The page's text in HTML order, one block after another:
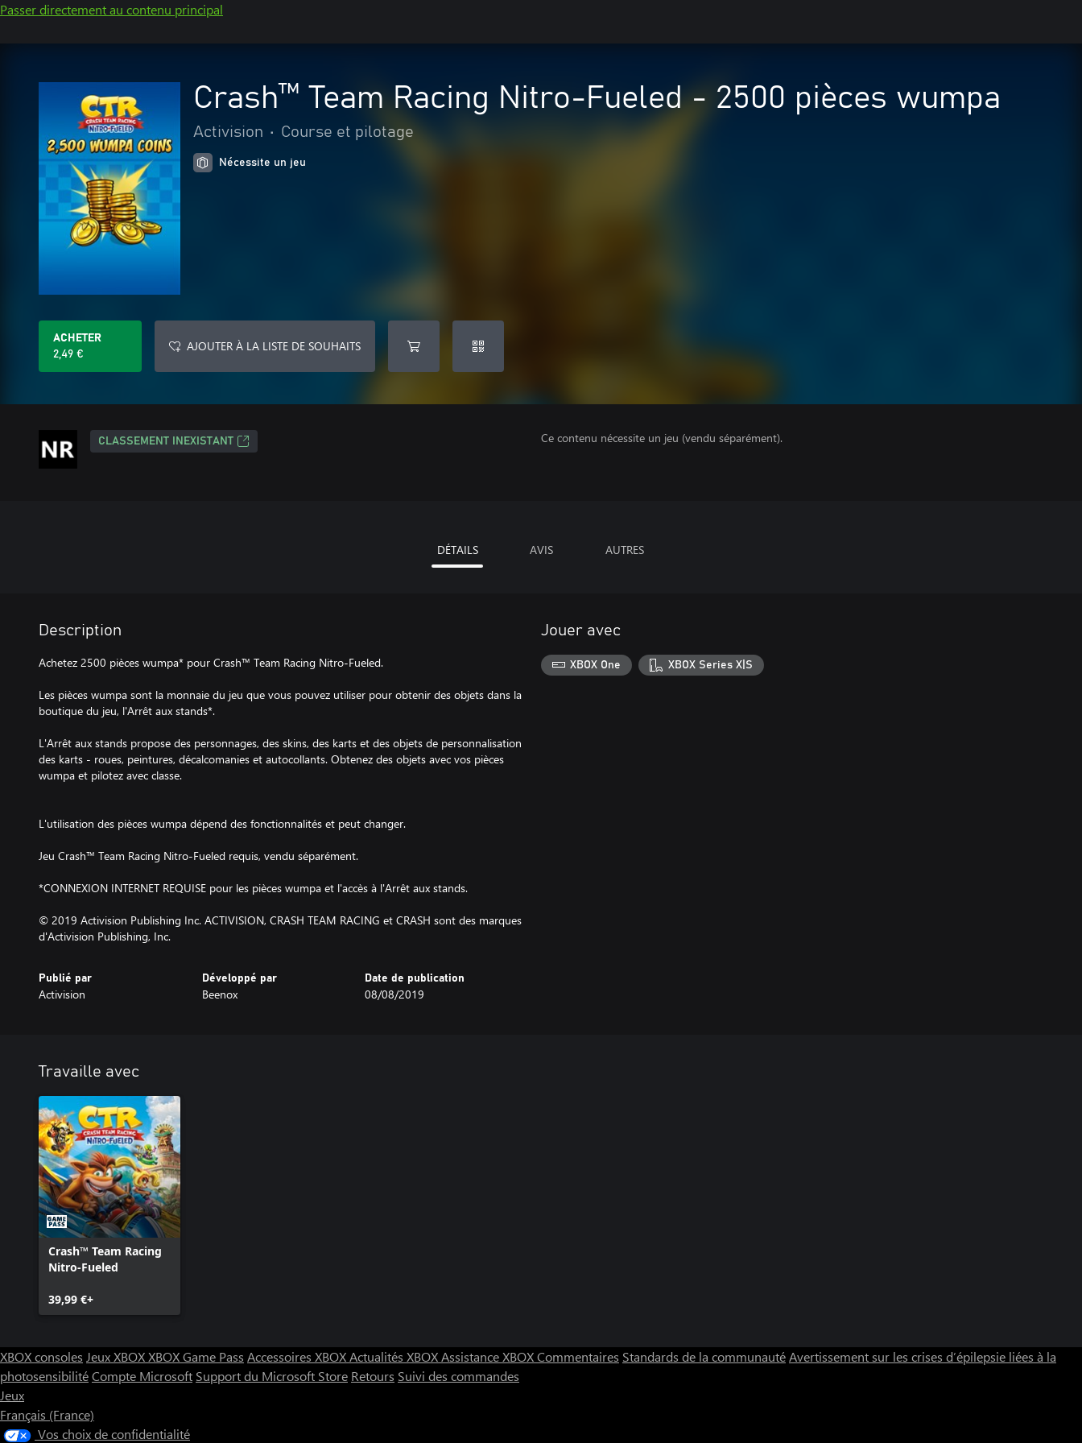
Passer directement au contenu principal
Crash™ Team Racing Nitro-Fueled - 2500 pièces wumpa
Activision • Course et pilotage
Nécessite un jeu
ACHETER
2,49 €
AJOUTER À LA LISTE DE SOUHAITS
CLASSEMENT INEXISTANT Ce contenu nécessite un jeu (vendu séparément).
DÉTAILS AVIS AUTRES
Description
Achetez 2500 pièces wumpa* pour Crash™ Team Racing Nitro-Fueled.
Les pièces wumpa sont la monnaie du jeu que vous pouvez utiliser pour obtenir des objets dans la
boutique du jeu, l'Arrêt aux stands*.
L'Arrêt aux stands propose des personnages, des skins, des karts et des objets de personnalisation
des karts - roues, peintures, décalcomanies et autocollants. Obtenez des objets avec vos pièces
wumpa et pilotez avec classe.
L'utilisation des pièces wumpa dépend des fonctionnalités et peut changer.
Jeu Crash™ Team Racing Nitro-Fueled requis, vendu séparément.
*CONNEXION INTERNET REQUISE pour les pièces wumpa et l'accès à l'Arrêt aux stands.
© 2019 Activision Publishing Inc. ACTIVISION, CRASH TEAM RACING et CRASH sont des marques
d'Activision Publishing, Inc.
Publié par
Activision
Développé par
Beenox
Date de publication
08/08/2019
Jouer avec
XBOX One XBOX Series X|S
Travaille avec
Crash™ Team Racing
Nitro-Fueled
39,99 €+
XBOX consoles Jeux XBOXXBOX Game Pass Accessoires XBOXActualités XBOXAssistance XBOXCommentaires Standards de la communautéAvertissement sur les crises d’épilepsie liées à la
photosensibilitéCompte Microsoft Support du Microsoft Store Retours Suivi des commandes
Jeux
Français (France)
Vos choix de confidentialité